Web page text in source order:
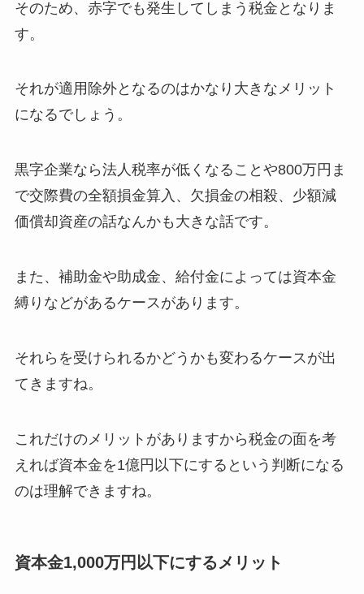
そのため、赤字でも発生してしまう税金となりま
す。
それが適用除外となるのはかなり大きなメリット
になるでしょう。
黒字企業なら法人税率が低くなることや800万円ま
で交際費の全額損金算入、欠損金の相殺、少額減
価償却資産の話なんかも大きな話です。
また、補助金や助成金、給付金によっては資本金
縛りなどがあるケースがあります。
それらを受けられるかどうかも変わるケースが出
てきますね。
これだけのメリットがありますから税金の面を考
えれば資本金を1億円以下にするという判断になる
のは理解できますね。
資本金1,000万円以下にするメリット